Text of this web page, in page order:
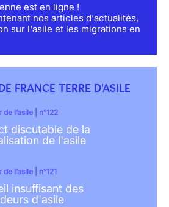
est en ligne !
nos articles d'actualités,
sur l'asile et les migrations en
FRANCE TERRE D'ASILE
l’asile | n°122
discutable de la
de l'asile
l’asile | n°121
insuffisant des
d'asile